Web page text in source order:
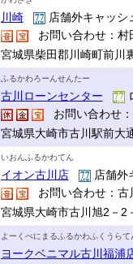
川崎
店舗外キャッシ
お問い合わせ：村
宮城県柴田郡川崎町前
ふるかわろーんせんたー
古川ローンセンター
お問い合わせ
宮城県大崎市古川駅前大
いおんふるかわてん
イオン古川店
店舗外
お問い合わせ：古
宮城県大崎市古川旭2－
よーくべにまるふるかわふくうらて
ヨークベニマル古川福浦